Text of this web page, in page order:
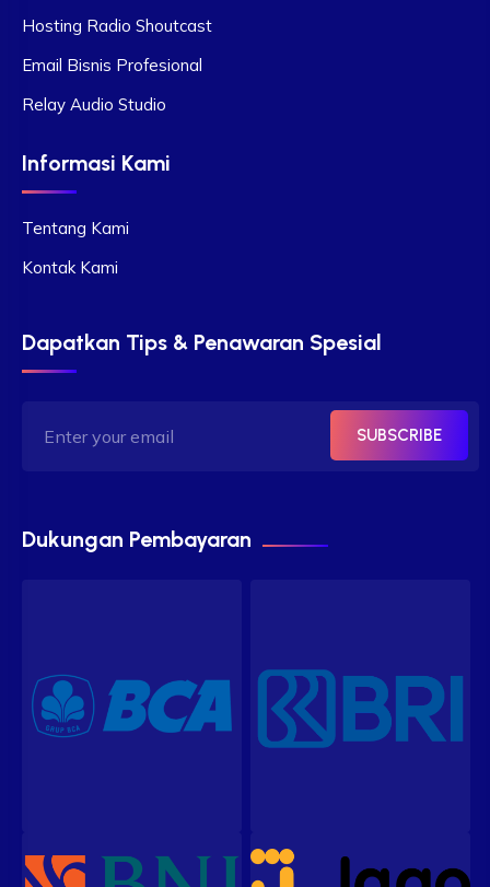
Hosting Radio Shoutcast
Email Bisnis Profesional
Relay Audio Studio
Informasi Kami
Tentang Kami
Kontak Kami
Dapatkan Tips & Penawaran Spesial
SUBSCRIBE
Dukungan Pembayaran